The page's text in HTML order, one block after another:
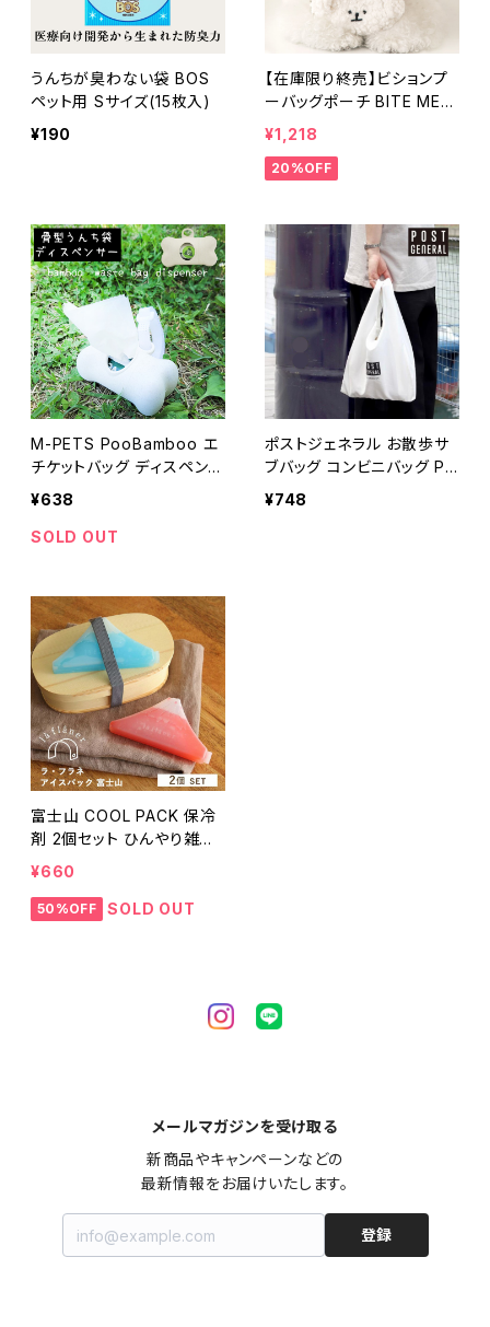
うんちが臭わない袋 BOS
ペット用 Sサイズ(15枚入)
¥190
【在庫限り終売】ビションプ
ーバッグポーチ BITE ME
バイトミー
¥1,218
20%OFF
M-PETS PooBamboo エ
チケットバッグ ディスペンサ
ー
¥638
SOLD OUT
ポストジェネラル お散歩サ
ブバッグ コンビニバッグ PO
ST GENERAL エコバッグ
¥748
富士山 COOL PACK 保冷
剤 2個セット ひんやり雑貨
アイスパックla flaner ラフ
¥660
50%OFF SOLD OUT
メールマガジンを受け取る
新商品やキャンペーンなどの
最新情報をお届けいたします。
登録